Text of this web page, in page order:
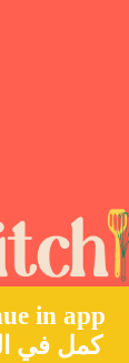
in app
كمل في